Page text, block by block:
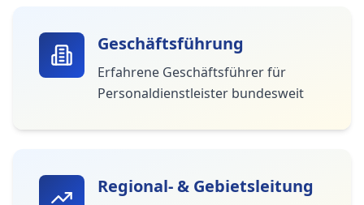
Geschäftsführung
Erfahrene Geschäftsführer für
Personaldienstleister bundesweit
Regional- & Gebietsleitung